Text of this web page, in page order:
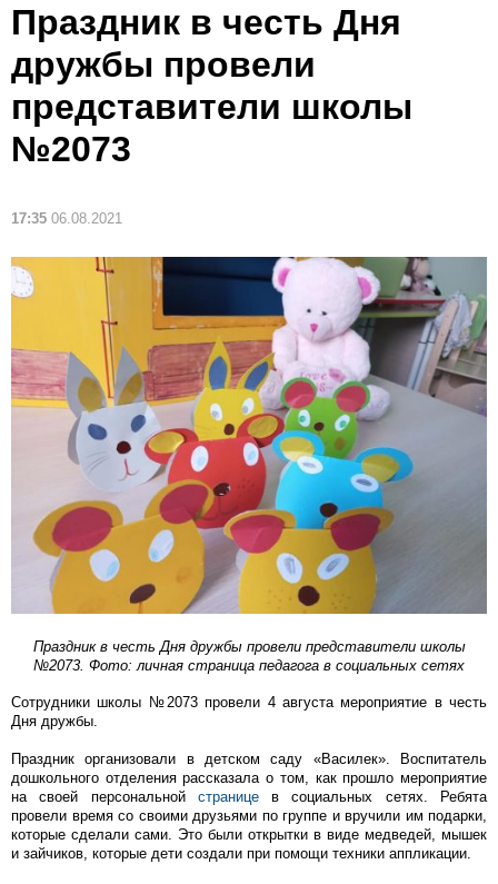
Праздник в честь Дня
дружбы провели
представители школы
№2073
17:35 06.08.2021
Праздник в честь Дня дружбы провели представители школы
№2073. Фото: личная страница педагога в социальных сетях
Сотрудники школы №2073 провели 4 августа мероприятие в честь
Дня дружбы.
Праздник организовали в детском саду «Василек». Воспитатель
дошкольного отделения рассказала о том, как прошло мероприятие
на своей персональной страницев социальных сетях. Ребята
провели время со своими друзьями по группе и вручили им подарки,
которые сделали сами. Это были открытки в виде медведей, мышек
и зайчиков, которые дети создали при помощи техники аппликации.